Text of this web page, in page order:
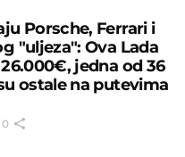
Porsche, Ferrari i
"uljeza": Ova Lada
jedna od 36
ostale na putevima
0